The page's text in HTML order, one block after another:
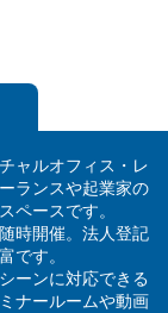
ャルオフィス・レ
ランスや起業家の
ペースです。
時開催。法人登記
です。
ーンに対応できる
ナールームや動画